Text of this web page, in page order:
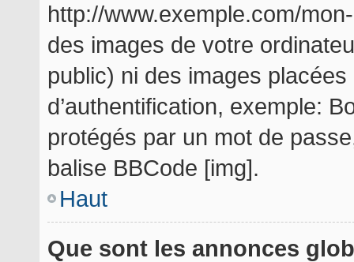
http://www.exemple.com/
des images de votre
public) ni des images
d’authentification, exemple:
protégés par un mot de
balise BBCode [img].
Haut
Que sont les annonces